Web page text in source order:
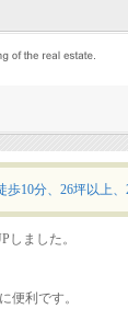
歩10分、26坪以上
しました。
便利です。